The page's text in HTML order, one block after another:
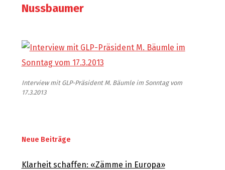
Nussbaumer
Interview mit GLP-Präsident M. Bäumle im Sonntag vom
17.3.2013
Neue Beiträge
Klarheit schaffen: «Zämme in Europa»